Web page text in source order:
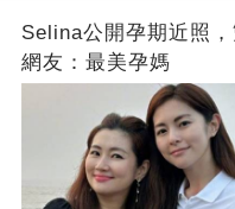
Selina公開孕期近照
網友：最美孕媽